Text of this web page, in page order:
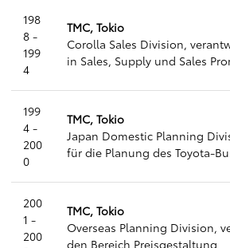
198
8 -
199
4
TMC, Tokio
Corolla Sales Division,
in Sales, Supply und Sales
199
4 -
200
0
TMC, Tokio
Japan Domestic Planning
für die Planung des Toyota-
200
1 -
200
TMC, Tokio
Overseas Planning Division,
den Bereich Preisgestaltung